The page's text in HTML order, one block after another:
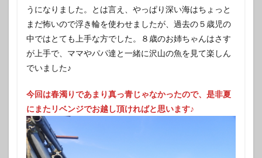
うになりました。とは言え、やっぱり深い海はちょっと
まだ怖いので浮き輪を使わせましたが、過去の５歳児の
中ではとても上手な方でした。８歳のお姉ちゃんはさす
が上手で、ママやパパ達と一緒に沢山の魚を見て楽しん
でいました♪
今回は春濁りであまり真っ青じゃなかったので、是非夏
にまたリベンジでお越し頂ければと思います♪